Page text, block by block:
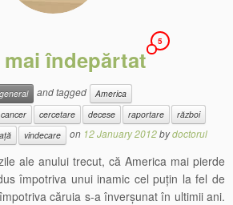
îndepărtat
5
general and tagged
America
cancer cercetare decese raportare
război
vindecare on 12 January 2012bydoctorul
ale anului trecut, că America mai pierde
împotriva unui inamic cel puțin la fel de
căruia s-a înverșunat în ultimii ani.